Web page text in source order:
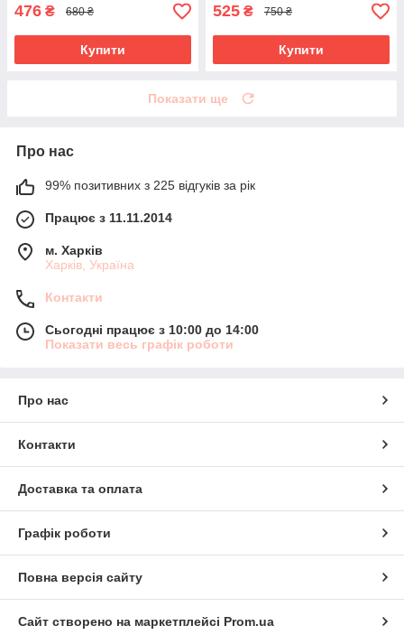
476 ₴ 680 ₴
Купити
525 ₴ 750 ₴
Купити
Показати ще
Про нас
99% позитивних з 225 відгуків за рік
Працює з 11.11.2014
м. Харків
Харків, Україна
Контакти
Сьогодні працює з 10:00 до 14:00
Показати весь графік роботи
Про нас
Контакти
Доставка та оплата
Графік роботи
Повна версія сайту
Сайт створено на маркетплейсі Prom.ua